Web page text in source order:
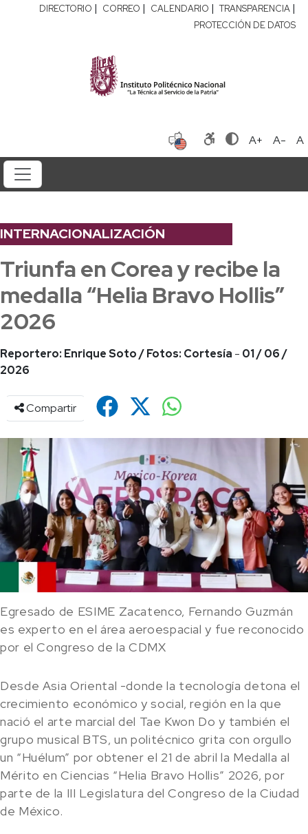
DIRECTORIO | CORREO | CALENDARIO | TRANSPARENCIA |
PROTECCIÓN DE DATOS
A+ A- A
INTERNACIONALIZACIÓN
Triunfa en Corea y recibe la
medalla “Helia Bravo Hollis”
2026
Reportero: Enrique Soto / Fotos: Cortesía - 01 / 06 /
2026
Compartir
Egresado de ESIME Zacatenco, Fernando Guzmán
es experto en el área aeroespacial y fue reconocido
por el Congreso de la CDMX
Desde Asia Oriental -donde la tecnología detona el
crecimiento económico y social, región en la que
nació el arte marcial del Tae Kwon Do y también el
grupo musical BTS, un politécnico grita con orgullo
un “Huélum” por obtener el 21 de abril la Medalla al
Mérito en Ciencias “Helia Bravo Hollis” 2026, por
parte de la III Legislatura del Congreso de la Ciudad
de México.